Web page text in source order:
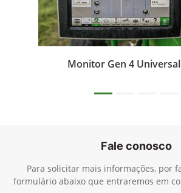
Monitor Gen 4
Fale conosco
Para solicitar mais informações, por
formulário abaixo que entraremos em